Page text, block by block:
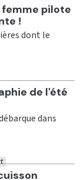
femme pilote
!
dont le
de l'été
dans